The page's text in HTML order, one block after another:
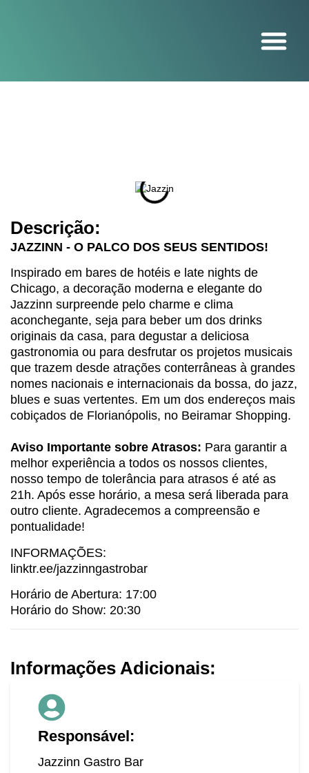
Descrição:
JAZZINN - O PALCO DOS SEUS SENTIDOS!
Inspirado em bares de hotéis e late nights de
Chicago, a decoração moderna e elegante do
Jazzinn surpreende pelo charme e clima
aconchegante, seja para beber um dos drinks
originais da casa, para degustar a deliciosa
gastronomia ou para desfrutar os projetos musicais
que trazem desde atrações conterrâneas à grandes
nomes nacionais e internacionais da bossa, do jazz,
blues e suas vertentes. Em um dos endereços mais
cobiçados de Florianópolis, no Beiramar Shopping.
Aviso Importante sobre Atrasos: Para garantir a
melhor experiência a todos os nossos clientes,
nosso tempo de tolerância para atrasos é até as
21h. Após esse horário, a mesa será liberada para
outro cliente. Agradecemos a compreensão e
pontualidade!
INFORMAÇÕES:
linktr.ee/jazzinngastrobar
Horário de Abertura: 17:00
Horário do Show: 20:30
Informações Adicionais:
Responsável:
Jazzinn Gastro Bar